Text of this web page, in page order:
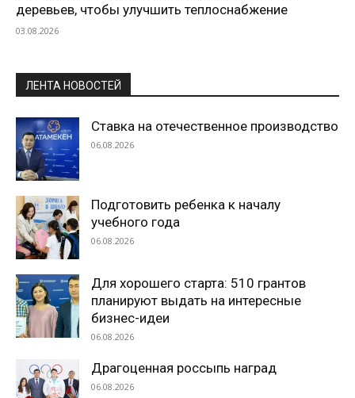
деревьев, чтобы улучшить теплоснабжение
03.08.2026
ЛЕНТА НОВОСТЕЙ
Ставка на отечественное производство
06.08.2026
Подготовить ребенка к началу
учебного года
06.08.2026
Для хорошего старта: 510 грантов
планируют выдать на интересные
бизнес-идеи
06.08.2026
Драгоценная россыпь наград
06.08.2026